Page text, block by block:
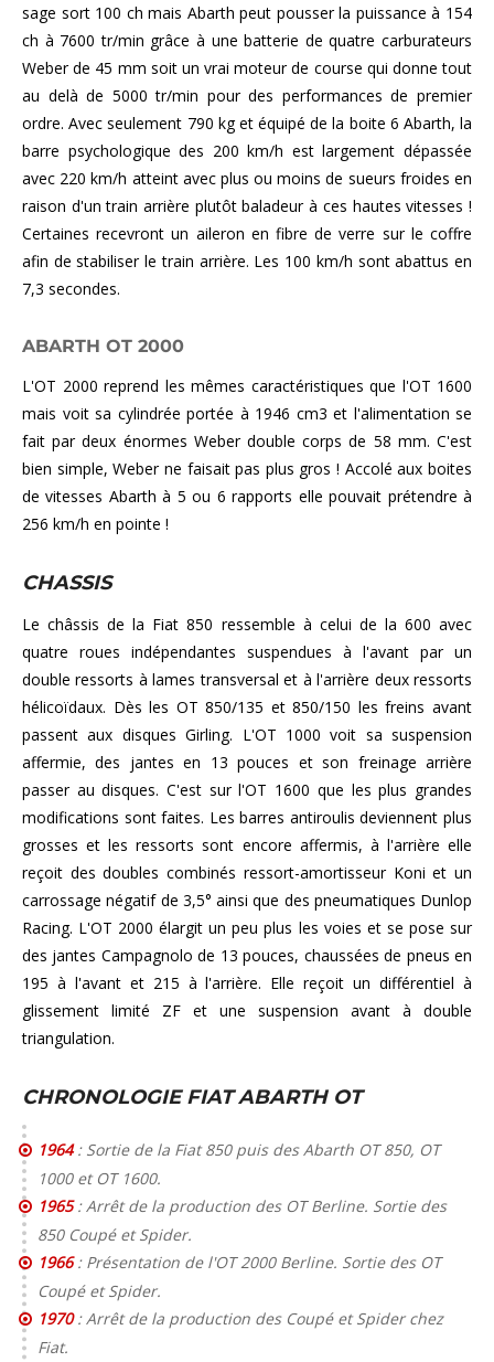
sage sort 100 ch mais Abarth peut pousser la puissance à 154
ch à 7600 tr/min grâce à une batterie de quatre carburateurs
Weber de 45 mm soit un vrai moteur de course qui donne tout
au delà de 5000 tr/min pour des performances de premier
ordre. Avec seulement 790 kg et équipé de la boite 6 Abarth, la
barre psychologique des 200 km/h est largement dépassée
avec 220 km/h atteint avec plus ou moins de sueurs froides en
raison d'un train arrière plutôt baladeur à ces hautes vitesses !
Certaines recevront un aileron en fibre de verre sur le coffre
afin de stabiliser le train arrière. Les 100 km/h sont abattus en
7,3 secondes.
ABARTH OT 2000
L'OT 2000 reprend les mêmes caractéristiques que l'OT 1600
mais voit sa cylindrée portée à 1946 cm3 et l'alimentation se
fait par deux énormes Weber double corps de 58 mm. C'est
bien simple, Weber ne faisait pas plus gros ! Accolé aux boites
de vitesses Abarth à 5 ou 6 rapports elle pouvait prétendre à
256 km/h en pointe !
CHASSIS
Le châssis de la Fiat 850 ressemble à celui de la 600 avec
quatre roues indépendantes suspendues à l'avant par un
double ressorts à lames transversal et à l'arrière deux ressorts
hélicoïdaux. Dès les OT 850/135 et 850/150 les freins avant
passent aux disques Girling. L'OT 1000 voit sa suspension
affermie, des jantes en 13 pouces et son freinage arrière
passer au disques. C'est sur l'OT 1600 que les plus grandes
modifications sont faites. Les barres antiroulis deviennent plus
grosses et les ressorts sont encore affermis, à l'arrière elle
reçoit des doubles combinés ressort-amortisseur Koni et un
carrossage négatif de 3,5° ainsi que des pneumatiques Dunlop
Racing. L'OT 2000 élargit un peu plus les voies et se pose sur
des jantes Campagnolo de 13 pouces, chaussées de pneus en
195 à l'avant et 215 à l'arrière. Elle reçoit un différentiel à
glissement limité ZF et une suspension avant à double
triangulation.
CHRONOLOGIE FIAT ABARTH OT
1964: Sortie de la Fiat 850 puis des Abarth OT 850, OT
1000 et OT 1600.
1965: Arrêt de la production des OT Berline. Sortie des
850 Coupé et Spider.
1966: Présentation de l'OT 2000 Berline. Sortie des OT
Coupé et Spider.
1970: Arrêt de la production des Coupé et Spider chez
Fiat.